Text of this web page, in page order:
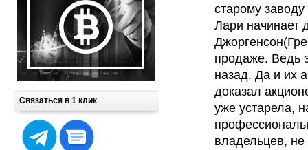
Связаться в 1 клик
старому заводу
Лари начинает
продаже. Ведь
назад. Да и их
доказал
уже устарела,
владельцев,